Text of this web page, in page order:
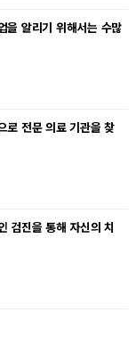
을 알리기 위해서는 수많
로 전문 의료 기관을 찾
검진을 통해 자신의 치